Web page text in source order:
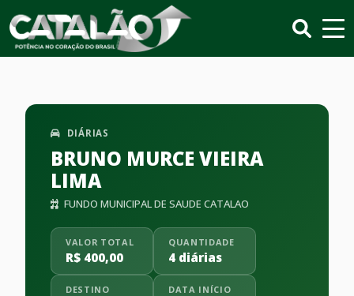
DIÁRIAS
BRUNO MURCE VIEIRA
LIMA
FUNDO MUNICIPAL DE SAUDE CATALAO
VALOR TOTAL
R$ 400,00
QUANTIDADE
4 diárias
DESTINO DATA INÍCIO